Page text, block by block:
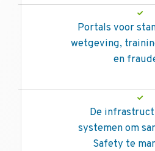
Portals voor
wetgeving,
en
De
systemen om
Safety te